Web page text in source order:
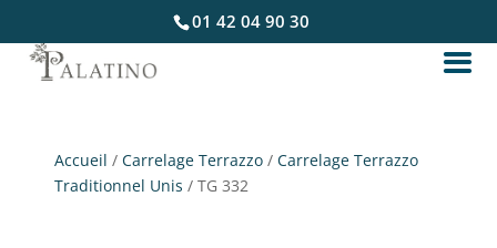
01 42 04 90 30
Accueil /Carrelage Terrazzo /Carrelage Terrazzo
Traditionnel Unis / TG 332